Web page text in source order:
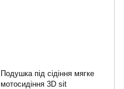
Подушка під сідіння мягке
мотосидіння 3D sit